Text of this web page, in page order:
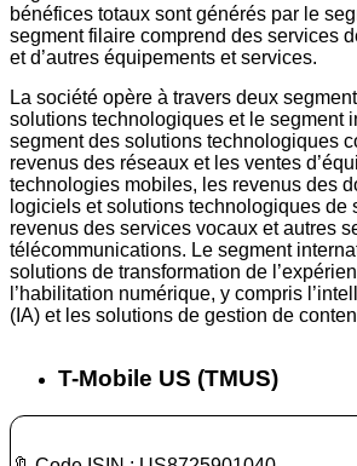
bénéfices totaux sont générés par le
segment filaire comprend des services
et d’autres équipements et services.
La société opère à travers deux
solutions technologiques et le segment
segment des solutions technologiques
revenus des réseaux et les ventes
technologies mobiles, les revenus des
logiciels et solutions technologiques de
revenus des services vocaux et autres
télécommunications. Le segment
solutions de transformation de
l’habilitation numérique, y compris
(IA) et les solutions de gestion de
T-Mobile US (TMUS)